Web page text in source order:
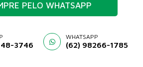
PELO WHATSAPP
3746
WHATSAPP
(62) 98266-1785